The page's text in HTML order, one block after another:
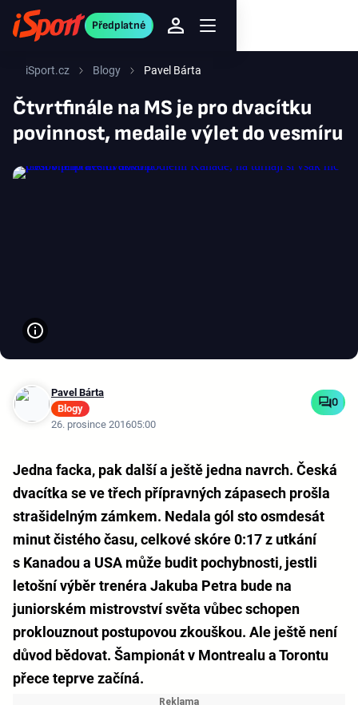
Předplatné
iSport.cz Blogy Pavel Bárta
Čtvrtfinále na MS je pro dvacítku
povinnost, medaile výlet do vesmíru
Pavel Bárta
Blogy
26. prosince 201605:00
0
Jedna facka, pak další a ještě jedna navrch. Česká
dvacítka se ve třech přípravných zápasech prošla
strašidelným zámkem. Nedala gól sto osmdesát
minut čistého času, celkové skóre 0:17 z utkání
s Kanadou a USA může budit pochybnosti, jestli
letošní výběr trenéra Jakuba Petra bude na
juniorském mistrovství světa vůbec schopen
proklouznout postupovou zkouškou. Ale ještě není
důvod bědovat. Šampionát v Montrealu a Torontu
přece teprve začíná.